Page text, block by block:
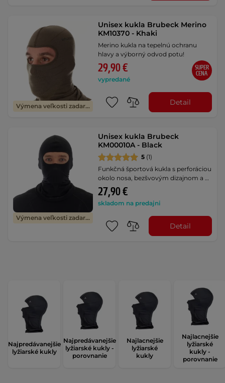
Výmena veľkosti zadarmo
Unisex kukla Brubeck Merino
KM10370 - Khaki
Merino kukla na tepelnú ochranu
hlavy a výborný odvod potu!
29,90 €
vypredané
SUPER
CENA
Detail
Výmena veľkosti zadarmo
Unisex kukla Brubeck
KM00010A - Black
5 (1)
Funkčná športová kukla s perforáciou
okolo nosa, bezšvovým dizajnom a …
27,90 €
skladom na predajni
Detail
Najpredávanejšie
lyžiarské kukly
Najpredávanejšie
lyžiarské kukly -
porovnanie
Najlacnejšie
lyžiarské
kukly
Najlacnejšie
lyžiarské
kukly -
porovnanie